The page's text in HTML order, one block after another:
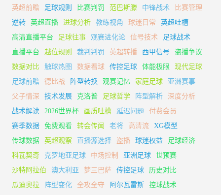
英超前瞻
足球规则 比赛判罚 范巴斯滕 中锋战术
比赛管理
逆转
英超直播 进球分析 教练视角 球迷日常
英超吐槽
高清直播平台
足球往事 观赛进化论 信号技术
足球战术
直播平台
越位规则 裁判判罚 英超转播 西甲信号
盗播争议
数据对比
触球热图 数据看球 传控足球 体能极限
现代足球
足球前瞻
德比战 阵型转换 观赛记忆 家庭足球
亚洲赛事
父子情深
技术发展 克洛普 足球哲学 阵型解析
深度分析
战术解读
2026世界杯 画质吐槽 延迟问题
付费会员
赛季数据
免费观看 转会传闻 老将 高清流
XG模型
传球数据
英超观察 直播源选择 盗播 球迷权益
足球经济
科瓦契奇
克罗地亚足球 中场控制 亚洲足球
世预赛
沙特阿拉伯
澳大利亚 梦三巴萨 传控足球
历史对比
瓜迪奥拉
阵型变化 全攻全守 阿尔瓦雷斯
控球战术